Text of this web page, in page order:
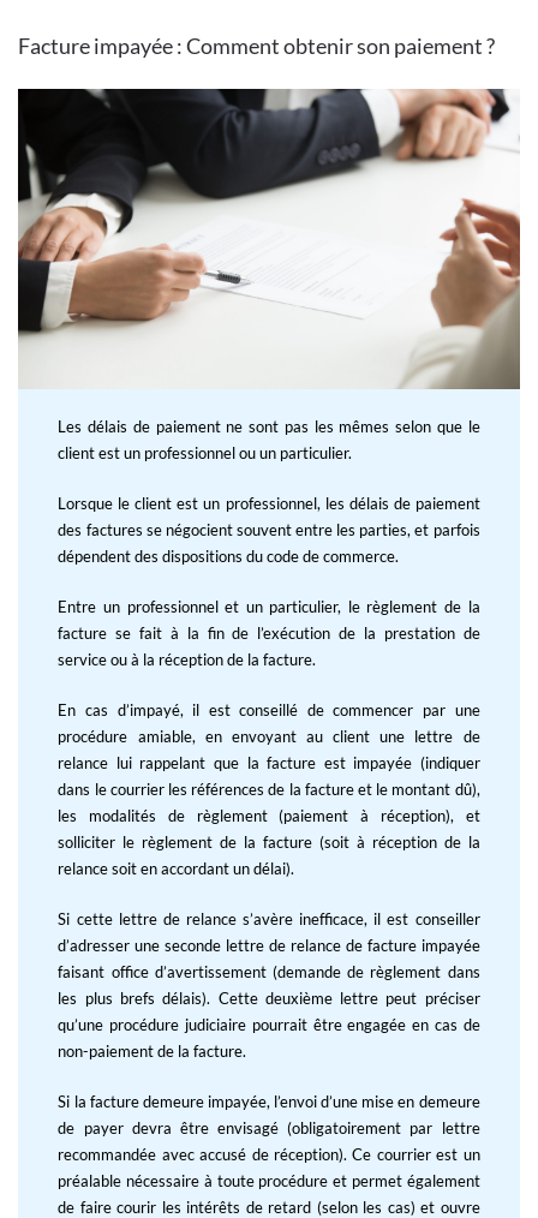
Facture impayée : Comment obtenir son paiement ?
Les délais de paiement ne sont pas les mêmes selon que le
client est un professionnel ou un particulier.
Lorsque le client est un professionnel, les délais de paiement
des factures se négocient souvent entre les parties, et parfois
dépendent des dispositions du code de commerce.
Entre un professionnel et un particulier, le règlement de la
facture se fait à la fin de l’exécution de la prestation de
service ou à la réception de la facture.
En cas d’impayé, il est conseillé de commencer par une
procédure amiable, en envoyant au client une lettre de
relance lui rappelant que la facture est impayée (indiquer
dans le courrier les références de la facture et le montant dû),
les modalités de règlement (paiement à réception), et
solliciter le règlement de la facture (soit à réception de la
relance soit en accordant un délai).
Si cette lettre de relance s’avère inefficace, il est conseiller
d’adresser une seconde lettre de relance de facture impayée
faisant office d’avertissement (demande de règlement dans
les plus brefs délais). Cette deuxième lettre peut préciser
qu’une procédure judiciaire pourrait être engagée en cas de
non-paiement de la facture.
Si la facture demeure impayée, l’envoi d’une mise en demeure
de payer devra être envisagé (obligatoirement par lettre
recommandée avec accusé de réception). Ce courrier est un
préalable nécessaire à toute procédure et permet également
de faire courir les intérêts de retard (selon les cas) et ouvre